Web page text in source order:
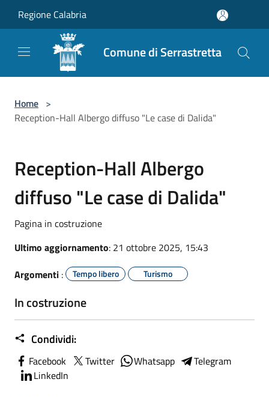
Regione Calabria
Comune di Serrastretta
Home >
Reception-Hall Albergo diffuso "Le case di Dalida"
Reception-Hall Albergo
diffuso "Le case di Dalida"
Pagina in costruzione
Ultimo aggiornamento: 21 ottobre 2025, 15:43
Argomenti : Tempo libero Turismo
In costruzione
Condividi:
Facebook Twitter Whatsapp
Telegram
LinkedIn